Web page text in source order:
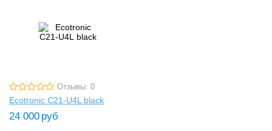
Отзывы: 0
Ecotronic C21-U4L black
24 000 руб